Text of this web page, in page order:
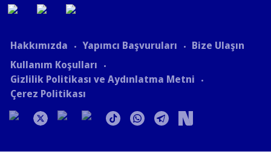
Hakkımızda Yapımcı Başvuruları
Bize Ulaşın
Kullanım Koşulları
Gizlilik Politikası ve Aydınlatma Metni
Çerez Politikası